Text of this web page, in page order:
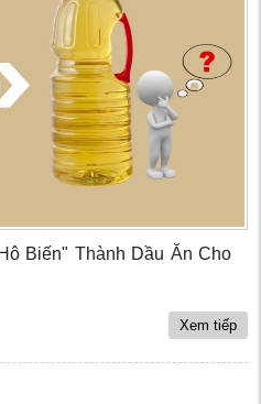
Biến" Thành Dầu Ăn Cho
Xem tiếp